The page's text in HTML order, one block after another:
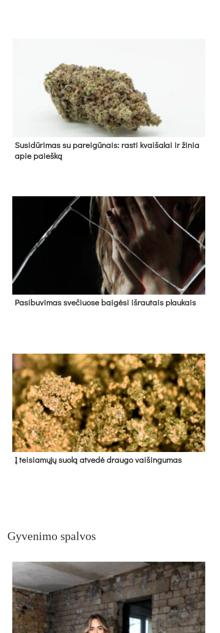
Su­si­dū­ri­mas su pa­rei­gū­nais: ras­ti kvai­ša­lai ir ži­nia
apie paieš­ką
Pa­si­bu­vi­mas sve­čiuo­se bai­gė­si iš­rau­tais plau­kais
Į tei­sia­mų­jų suo­lą at­ve­dė drau­go vai­šin­gu­mas
Gyvenimo spalvos